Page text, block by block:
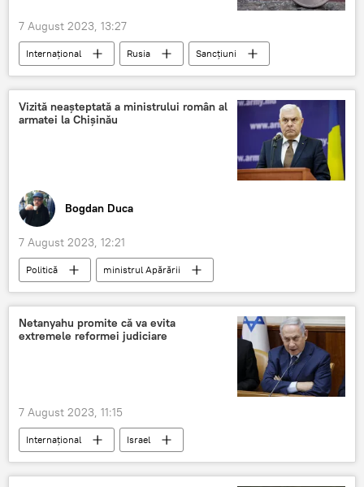
7 August 2023, 13:27
Internațional Rusia Sancțiuni
Vizită neașteptată a ministrului român al
armatei la Chișinău
Bogdan Duca
7 August 2023, 12:21
Politică ministrul Apărării
Netanyahu promite că va evita
extremele reformei judiciare
7 August 2023, 11:15
Internațional
Israel
Benjamin Netanyahu